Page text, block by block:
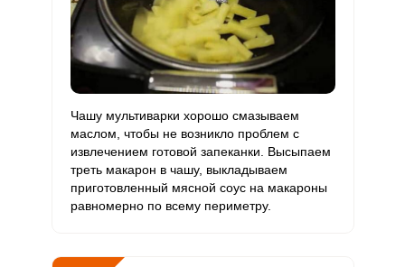
Чашу мультиварки хорошо смазываем
маслом, чтобы не возникло проблем с
извлечением готовой запеканки. Высыпаем
треть макарон в чашу, выкладываем
приготовленный мясной соус на макароны
равномерно по всему периметру.